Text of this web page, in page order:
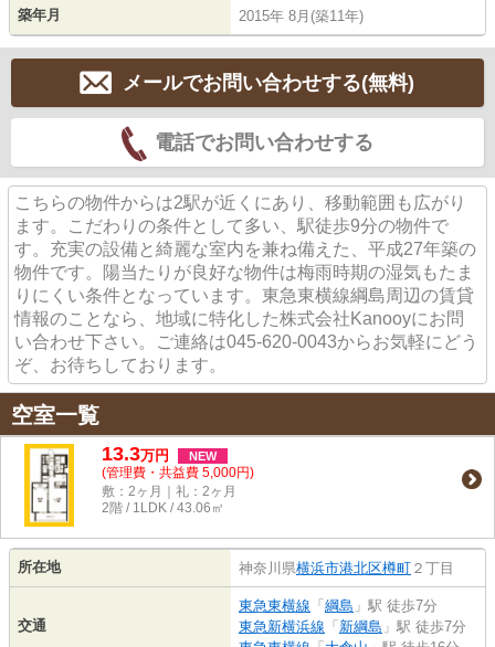
築年月 2015年 8月(築11年)
メールでお問い合わせする(無料)
電話でお問い合わせする
こちらの物件からは2駅が近くにあり、移動範囲も広がり
ます。こだわりの条件として多い、駅徒歩9分の物件で
す。充実の設備と綺麗な室内を兼ね備えた、平成27年築の
物件です。陽当たりが良好な物件は梅雨時期の湿気もたま
りにくい条件となっています。東急東横線綱島周辺の賃貸
情報のことなら、地域に特化した株式会社Kanooyにお問
い合わせ下さい。ご連絡は045-620-0043からお気軽にどう
ぞ、お待ちしております。
空室一覧
13.3万円 NEW
(管理費・共益費 5,000円)
敷：2ヶ月｜礼：2ヶ月
2階 / 1LDK / 43.06㎡
所在地 神奈川県横浜市港北区樽町 ２丁目
交通
東急東横線 「 綱島 」駅 徒歩7分
東急新横浜線 「 新綱島 」駅 徒歩7分